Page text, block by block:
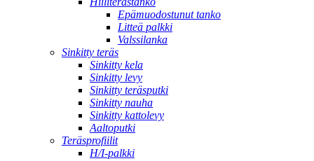
Epämuodostunut tanko
Litteä palkki
Valssilanka
Sinkitty teräs
Sinkitty kela
Sinkitty levy
Sinkitty teräsputki
Sinkitty nauha
Sinkitty kattolevy
Aaltoputki
Teräsprofiilit
H/I-palkki